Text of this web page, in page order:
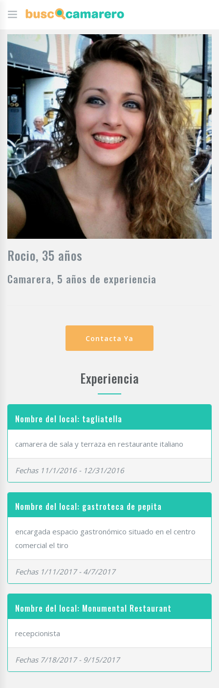
Rocio, 35 años
Camarera, 5 años de experiencia
Contacta Ya
Experiencia
Nombre del local: tagliatella
camarera de sala y terraza en restaurante italiano
Fechas 11/1/2016 - 12/31/2016
Nombre del local: gastroteca de pepita
encargada espacio gastronómico situado en el centro
comercial el tiro
Fechas 1/11/2017 - 4/7/2017
Nombre del local: Monumental Restaurant
recepcionista
Fechas 7/18/2017 - 9/15/2017